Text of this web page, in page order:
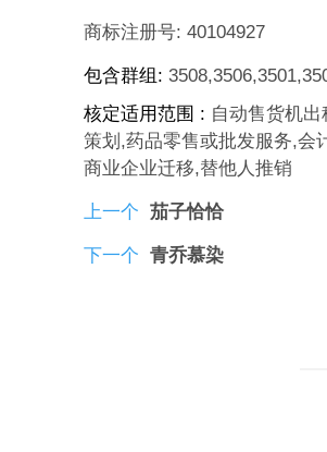
商标注册号: 40104927
包含群组:
核定适用范围 : 自动售货机
策划,药品零售或批发服务,会
商业企业迁移,替他人推销
上一个 茄子恰恰
下一个 青乔慕染